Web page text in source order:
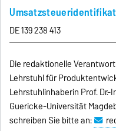
DE 139 238 413
Die redaktionelle
Lehrstuhl für
Lehrstuhlinhaberin Prof.
Guericke-Universität
schreiben Sie bitte an: